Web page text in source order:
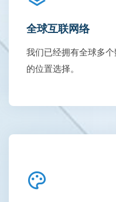
全球互联网络
我们已经拥有全球多
的位置选择。